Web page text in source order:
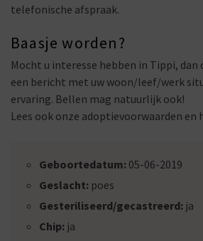
telefonische afspraak.
Baasje worden?
Mocht u interesse hebben in Tippi, dan
een bericht met uw woon/leef/werk
ervaring. Bellen mag natuurlijk ook!
Lees ook onze adoptievoorwaarden en
Geboortedatum: 05-06-2019
Geslacht: poes
Gesteriliseerd/gecastreerd: ja
Chip: ja